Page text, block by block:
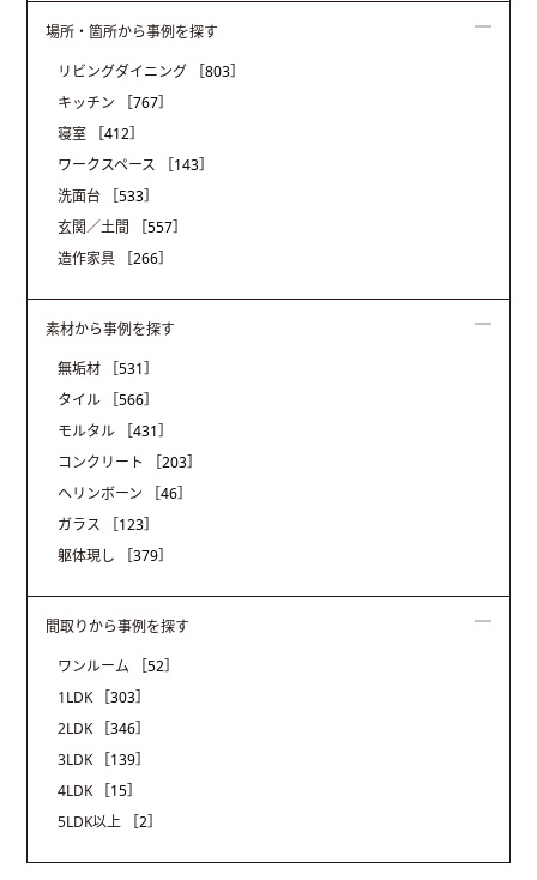
場所・箇所から事例を探す
リビングダイニング
［803］
キッチン
［767］
寝室
［412］
ワークスペース
［143］
洗面台
［533］
玄関／土間
［557］
造作家具
［266］
素材から事例を探す
無垢材
［531］
タイル
［566］
モルタル
［431］
コンクリート
［203］
ヘリンボーン
［46］
ガラス
［123］
躯体現し
［379］
間取りから事例を探す
ワンルーム
［52］
1LDK
［303］
2LDK
［346］
3LDK
［139］
4LDK
［15］
5LDK以上
［2］